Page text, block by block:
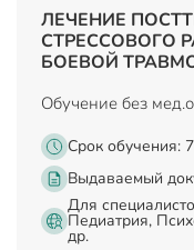
ЛЕЧЕНИЕ
СТРЕССОВОГО
БОЕВОЙ
Обучение без
Срок обучения:
Выдаваемый
Для
Педиатрия,
др.